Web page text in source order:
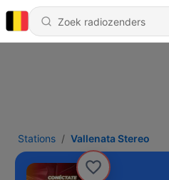
Stations Vallenata Stereo